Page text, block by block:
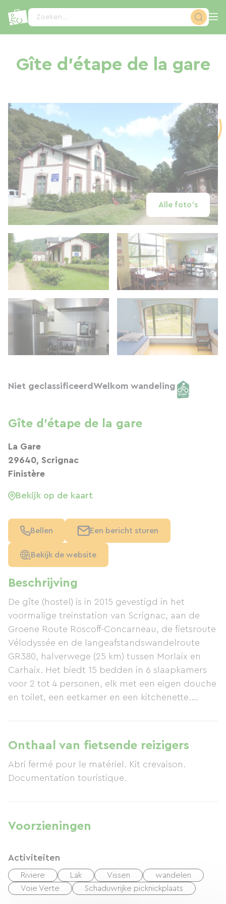
Zoeken...
Gîte d'étape de la gare
Alle foto's
Beschrijving
De gîte (hostel) is in 2015 gevestigd in het
voormalige treinstation van Scrignac, aan de
Groene Route Roscoff-Concarneau, de fietsroute
Vélodyssée en de langeafstandswandelroute
GR380, halverwege (25 km) tussen Morlaix en
Carhaix. Het biedt 15 bedden in 6 slaapkamers
voor 2 tot 4 personen, elk met een eigen douche
en toilet, een eetkamer en een kitchenette.
dekbedden, handdoeken, een wasmachine, een
droger, een veilige opbergruimte voor bagage,
wifi en babybenodigdheden.
Onthaal van fietsende reizigers
Abri fermé pour le matériel. Kit crevaison.
Documentation touristique.
Voorzieningen
Activiteiten
Riviere Lak Vissen
wandelen
Voie Verte
Schaduwrijke picknickplaats
Niet geclassificeerd Welkom wandeling
Gîte d'étape de la gare
La Gare
29640, Scrignac
Finistère
Bekijk op de kaart
Bellen Een bericht sturen
Bekijk de website
Cookies beheer paneel